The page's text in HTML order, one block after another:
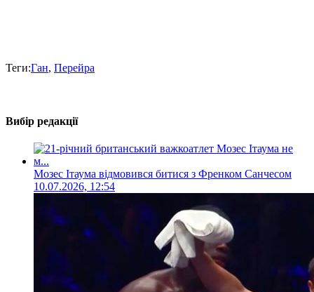
Теги:Ган, Перейра
Вибір редакції
Мозес Ітаума відмовився битися з Френком Санчесом
10.07.2026, 12:54